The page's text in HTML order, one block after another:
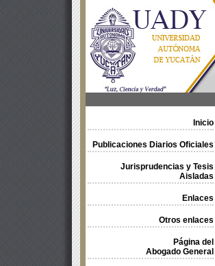
Inicio
Publicaciones Diarios Oficiales
Jurisprudencias y Tesis
Aisladas
Enlaces
Otros enlaces
Página del
Abogado General